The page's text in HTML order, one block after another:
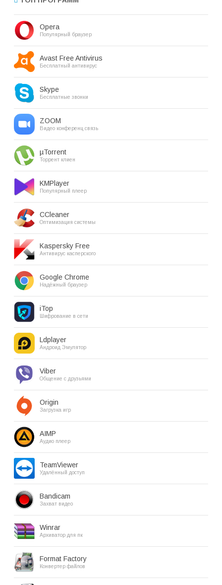
Opera
Популярный браузер
Avast Free Antivirus
Бесплатный антивирус
Skype
Бесплатные звонки
ZOOM
Видео конференц связь
µTorrent
Торрент клиен
KMPlayer
Популярный плеер
CCleaner
Оптимизация системы
Kaspersky Free
Антивирус касперского
Google Chrome
Надёжный браузер
iTop
Шифрование в сети
Ldplayer
Андроид Эмулятор
Viber
Общение с друзьями
Origin
Загрузка игр
AIMP
Аудио плеер
TeamViewer
Удалённый доступ
Bandicam
Захват видео
Winrar
Архиватор для пк
Format Factory
Конвертер файлов